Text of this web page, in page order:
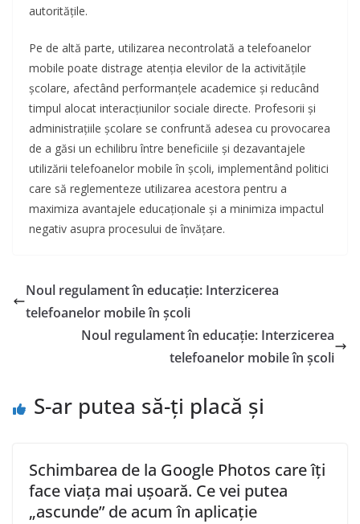
autoritățile.
Pe de altă parte, utilizarea necontrolată a telefoanelor
mobile poate distrage atenția elevilor de la activitățile
școlare, afectând performanțele academice și reducând
timpul alocat interacțiunilor sociale directe. Profesorii și
administrațiile școlare se confruntă adesea cu provocarea
de a găsi un echilibru între beneficiile și dezavantajele
utilizării telefoanelor mobile în școli, implementând politici
care să reglementeze utilizarea acestora pentru a
maximiza avantajele educaționale și a minimiza impactul
negativ asupra procesului de învățare.
Noul regulament în educație: Interzicerea
telefoanelor mobile în școli
Noul regulament în educație: Interzicerea
telefoanelor mobile în școli
S-ar putea să-ți placă și
Schimbarea de la Google Photos care îți
face viața mai ușoară. Ce vei putea
„ascunde” de acum în aplicație